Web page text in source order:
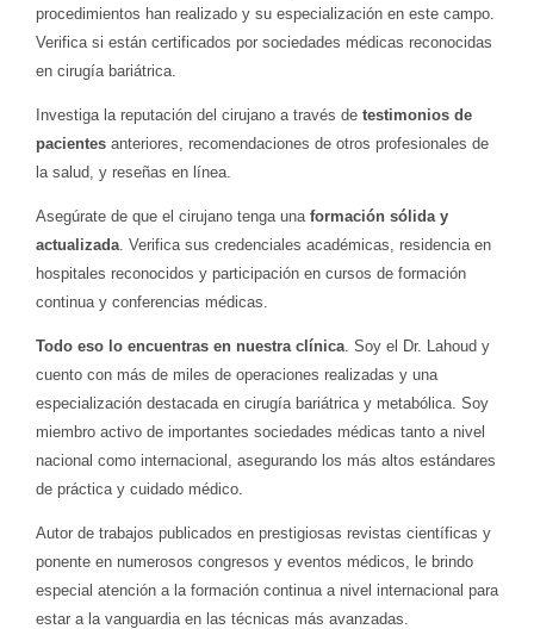
procedimientos han realizado y su especialización en este campo.
Verifica si están certificados por sociedades médicas reconocidas
en cirugía bariátrica.
Investiga la reputación del cirujano a través de testimonios de
pacientes anteriores, recomendaciones de otros profesionales de
la salud, y reseñas en línea.
Asegúrate de que el cirujano tenga una formación sólida y
actualizada . Verifica sus credenciales académicas, residencia en
hospitales reconocidos y participación en cursos de formación
continua y conferencias médicas.
Todo eso lo encuentras en nuestra clínica . Soy el Dr. Lahoud y
cuento con más de miles de operaciones realizadas y una
especialización destacada en cirugía bariátrica y metabólica. Soy
miembro activo de importantes sociedades médicas tanto a nivel
nacional como internacional, asegurando los más altos estándares
de práctica y cuidado médico.
Autor de trabajos publicados en prestigiosas revistas científicas y
ponente en numerosos congresos y eventos médicos, le brindo
especial atención a la formación continua a nivel internacional para
estar a la vanguardia en las técnicas más avanzadas.